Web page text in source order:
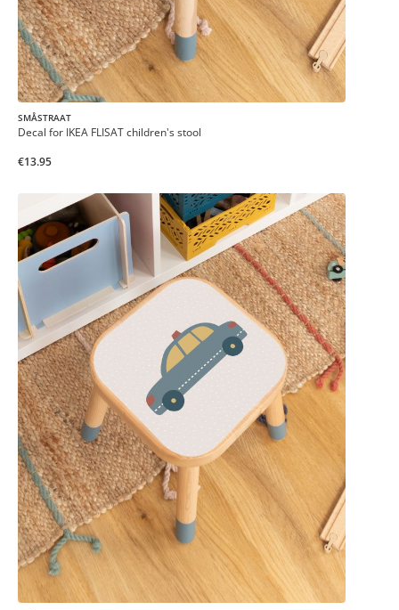
SMÅSTRAAT
Decal for IKEA FLISAT children's stool
€13.95